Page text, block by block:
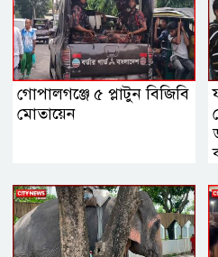
গোপালগঞ্জে ৫ প্লাটুন বিজিবি
মোতায়েন